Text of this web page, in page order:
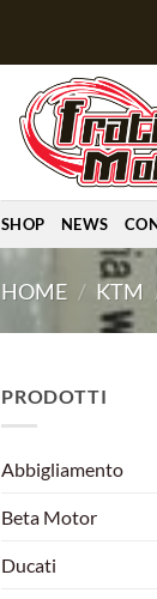
SHOP NEWS
HOME / KTM
PRODOTTI
Abbigliamento
Beta Motor
Ducati